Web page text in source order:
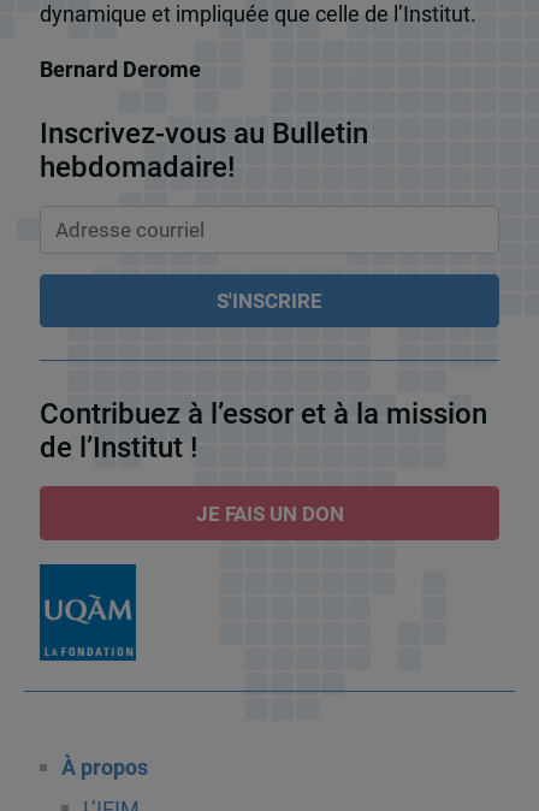
dynamique et impliquée que celle de l’Institut.
Bernard Derome
Inscrivez-vous au Bulletin
hebdomadaire!
Contribuez à l’essor et à la mission
de l’Institut !
JE FAIS UN DON
À propos